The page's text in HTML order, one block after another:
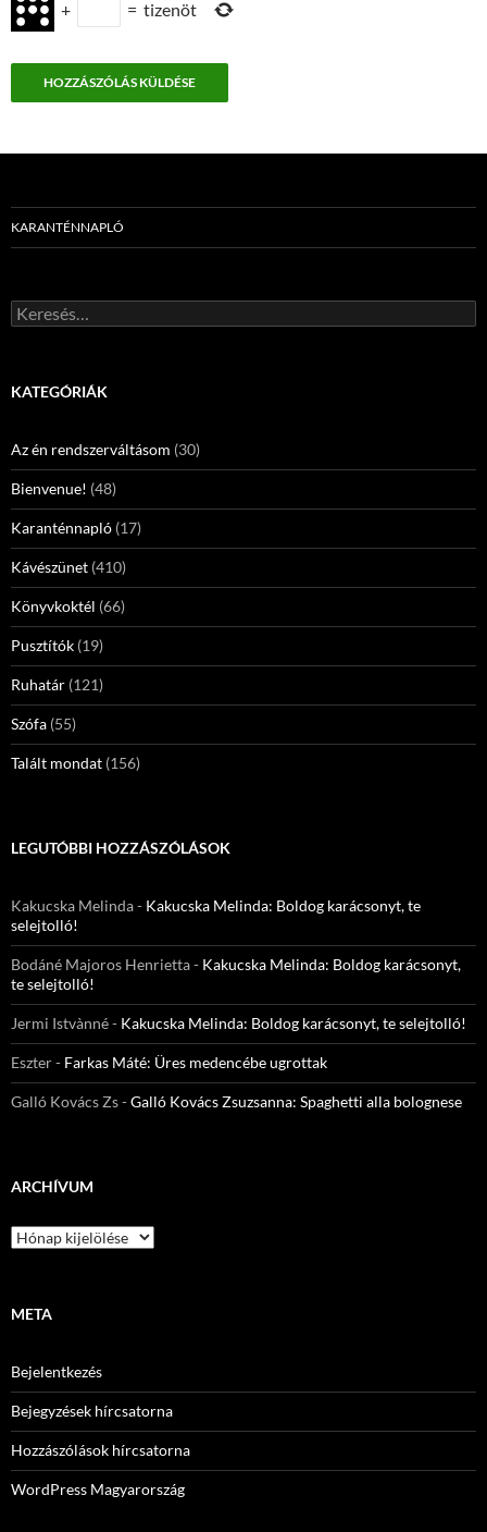
+ = tizenöt
KARANTÉNNAPLÓ
Keresés:
KATEGÓRIÁK
Az én rendszerváltásom (30)
Bienvenue! (48)
Karanténnapló (17)
Kávészünet (410)
Könyvkoktél (66)
Pusztítók (19)
Ruhatár (121)
Szófa (55)
Talált mondat (156)
LEGUTÓBBI HOZZÁSZÓLÁSOK
Kakucska Melinda- Kakucska Melinda: Boldog karácsonyt, te
selejtolló!
Bodáné Majoros Henrietta- Kakucska Melinda: Boldog karácsonyt,
te selejtolló!
Jermi Istvànné- Kakucska Melinda: Boldog karácsonyt, te selejtolló!
Eszter- Farkas Máté: Üres medencébe ugrottak
Galló Kovács Zs-Galló Kovács Zsuzsanna: Spaghetti alla bolognese
ARCHÍVUM
Archívum
META
Bejelentkezés
Bejegyzések hírcsatorna
Hozzászólások hírcsatorna
WordPress Magyarország